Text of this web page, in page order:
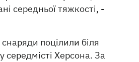
середньої тяжкості, -
поцілили біля
середмісті Херсона. За